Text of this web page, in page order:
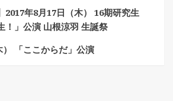
2017年8月17日（木） 16期研究生
！」公演 山根涼羽 生誕祭
） 「ここからだ」公演